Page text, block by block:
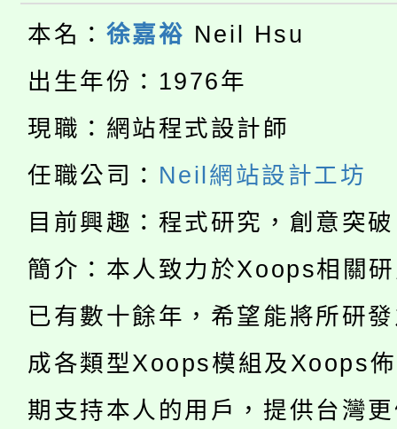
半價優惠，詳情可洽有
者。
份教師增能研習
大溪自造教育及科技中
淨零綠生活教案入校路
會
115年食農教育專業人
程
「本色祭」8/29、30在
場熱烈登場!
8/21下午1時於龍潭區
徵才活動。
YOUNG桃局內行報名
局官網。
8月14至27日，桃園電
開!
115年桃園市運動會8/
田徑場及游泳池舉行。
桃園市低收入戶享有免
視費優惠，中低收入戶
大園自造教育及科技中
本名： 徐嘉裕 Neil Hsu
出生年份：1976年
現職：網站程式設計師
任職公司： Neil網站設計工坊
目前興趣：程式研究，創意突
簡介：本人致力於Xoops相關
已有數十餘年，希望能將所研
成各類型Xoops模組及Xoops
期支持本人的用戶，提供台灣